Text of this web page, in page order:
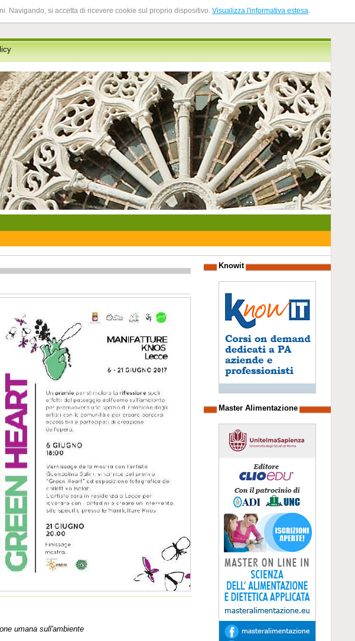
Navigando, si accetta di ricevere cookie sul proprio dispositivo. Visualizza l'informativa estesa.
umana sull'ambiente
Knowit
Master Alimentazione